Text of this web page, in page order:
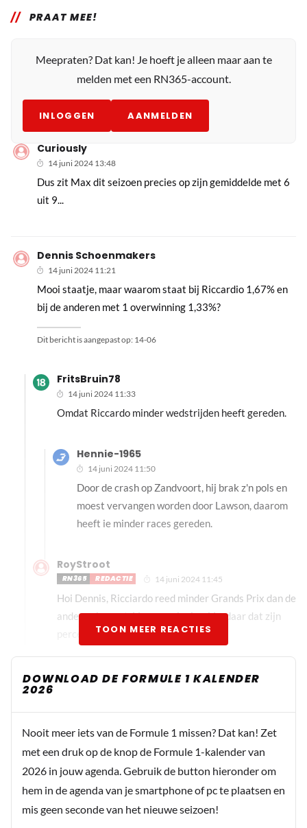
PRAAT MEE!
Meepraten? Dat kan! Je hoeft je alleen maar aan te
melden met een RN365-account.
INLOGGEN AANMELDEN
Dennis Schoenmakers
14 juni 2024 11:21
Mooi staatje, maar waarom staat bij Riccardio 1,67% en
bij de anderen met 1 overwinning 1,33%?
Dit bericht is aangepast op: 14-06
FritsBruin78
14 juni 2024 11:33
Omdat Riccardo minder wedstrijden heeft gereden.
Hennie-1965
14 juni 2024 11:50
Door de crash op Zandvoort, hij brak z'n pols en
moest vervangen worden door Lawson, daarom
heeft ie minder races gereden.
RoyStroot
RN365 REDACTIE 14 juni 2024 11:45
Hoi Dennis, Ricciardo reed minder Grands Prix dan de
andere vier met één overwinning. Vandaar dat zijn
percentage hoger is.
ONWYZ
seizoenen 75 races verreden zijn. Onafhankelijk
van de in totaal 75 races 1,33% Het maakt dan
niet uit of je wel of niet alles gereden hebt.
Curiously
14 juni 2024 13:48
Dus zit Max dit seizoen precies op zijn gemiddelde met 6
uit 9...
TOON MEER REACTIES
DOWNLOAD DE FORMULE 1 KALENDER
2026
Nooit meer iets van de Formule 1 missen? Dat kan! Zet
met een druk op de knop de Formule 1-kalender van
2026 in jouw agenda. Gebruik de button hieronder om
hem in de agenda van je smartphone of pc te plaatsen en
mis geen seconde van het nieuwe seizoen!